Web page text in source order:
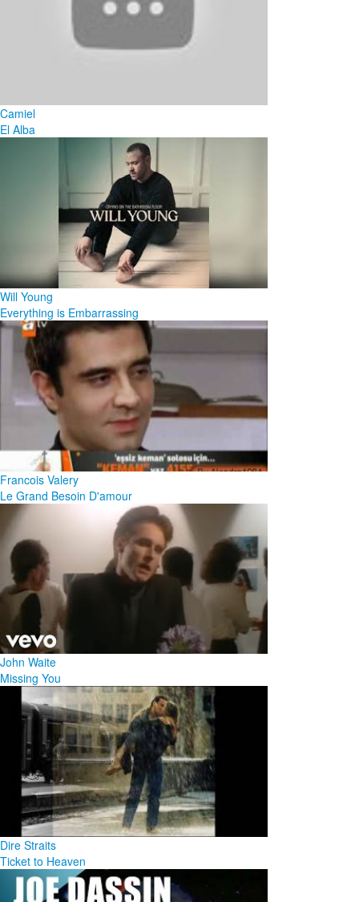
Camiel
El Alba
Will Young
Everything is Embarrassing
Francois Valery
Le Grand Besoin D'amour
John Waite
Missing You
Dire Straits
Ticket to Heaven